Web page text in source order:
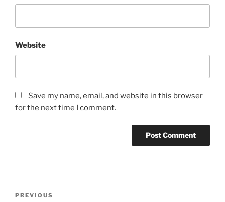
Website
Save my name, email, and website in this browser
for the next time I comment.
Previous
PREVIOUS